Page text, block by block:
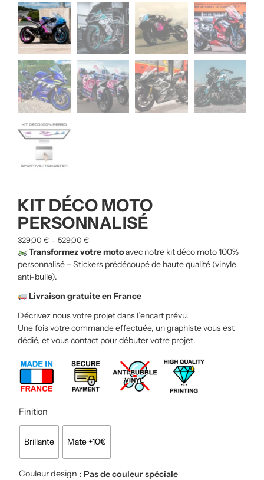
KIT DÉCO MOTO
PERSONNALISÉ
329,00 € – 529,00 €
Transformez votre motoavec notre kit déco moto 100%
personnalisé – Stickers prédécoupé de haute qualité (vinyle
anti-bulle).
Livraison gratuite en France
Décrivez nous votre projet dans l’encart prévu.
Une fois votre commande effectuée, un graphiste vous est
dédié, et vous contact pour débuter votre projet.
Finition
Brillante Mate +10€
Couleur design : Pas de couleur spéciale